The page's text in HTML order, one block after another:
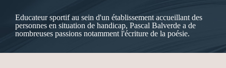
Educateur sportif au sein d'un établissement accueillant des
personnes en situation de handicap, Pascal Balverde a de
nombreuses passions notamment l'écriture de la poésie.